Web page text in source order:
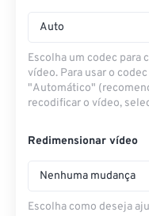
Auto
Escolha um codec para
vídeo. Para usar o
"Automático"
recodificar o vídeo,
Redimensionar vídeo
Nenhuma mudança
Escolha como deseja